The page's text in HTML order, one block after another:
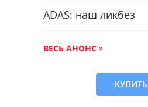
ADAS: наш ликбез
ВЕСЬ АНОНС
КУПИТЬ